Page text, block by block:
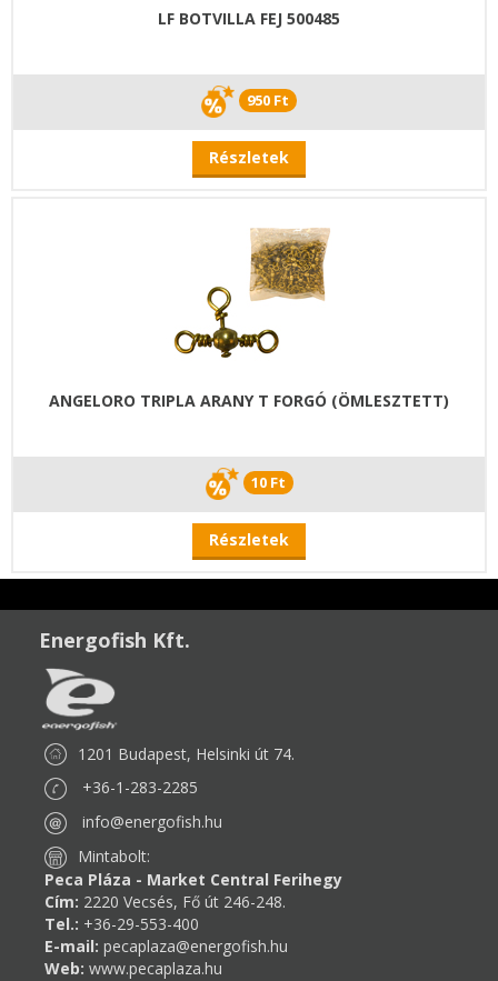
LF BOTVILLA FEJ 500485
950 Ft
Részletek
ANGELORO TRIPLA ARANY T FORGÓ (ÖMLESZTETT)
10 Ft
Részletek
Energofish Kft.
1201 Budapest, Helsinki út 74.
+36-1-283-2285
info@energofish.hu
Mintabolt:
Peca Pláza - Market Central Ferihegy
Cím: 2220 Vecsés, Fő út 246-248.
Tel.: +36-29-553-400
E-mail: pecaplaza@energofish.hu
Web: www.pecaplaza.hu